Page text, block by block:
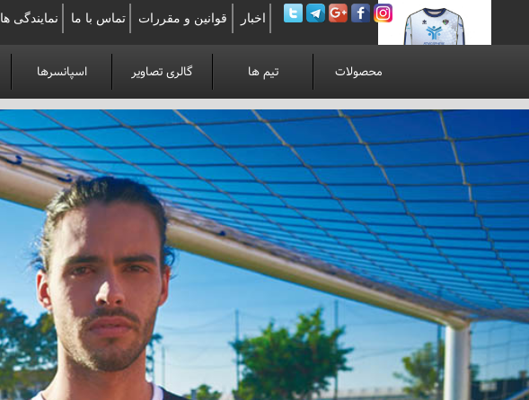
لوآنوی
اخبار قوانین و مقررات تماس با ما نمایندگی ها
محصولات تیم ها گالری تصاویر اسپانسرها